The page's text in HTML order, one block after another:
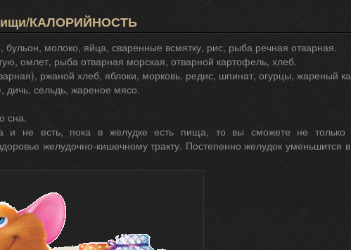
КАЛОРИЙНОСТЬ
бульон, молоко, яйца, сваренные всмятку, рис, рыба речная отварная.
омлет, рыба отварная морская, отварной картофель, хлеб.
ржаной хлеб, яблоки, морковь, редис, шпинат, огурцы, жареный
дичь, сельдь, жареное мясо.
сна.
и не есть, пока в желудке есть пища, то вы сможете не только
желудочно-кишечному тракту. Постепенно желудок уменьшится